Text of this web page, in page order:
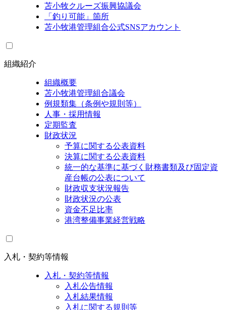
苫小牧クルーズ振興協議会
「釣り可能」箇所
苫小牧港管理組合公式SNSアカウント
組織紹介
組織概要
苫小牧港管理組合議会
例規類集（条例や規則等）
人事・採用情報
定期監査
財政状況
予算に関する公表資料
決算に関する公表資料
統一的な基準に基づく財務書類及び固定資
産台帳の公表について
財政収支状況報告
財政状況の公表
資金不足比率
港湾整備事業経営戦略
入札・契約等情報
入札・契約等情報
入札公告情報
入札結果情報
入札に関する規則等